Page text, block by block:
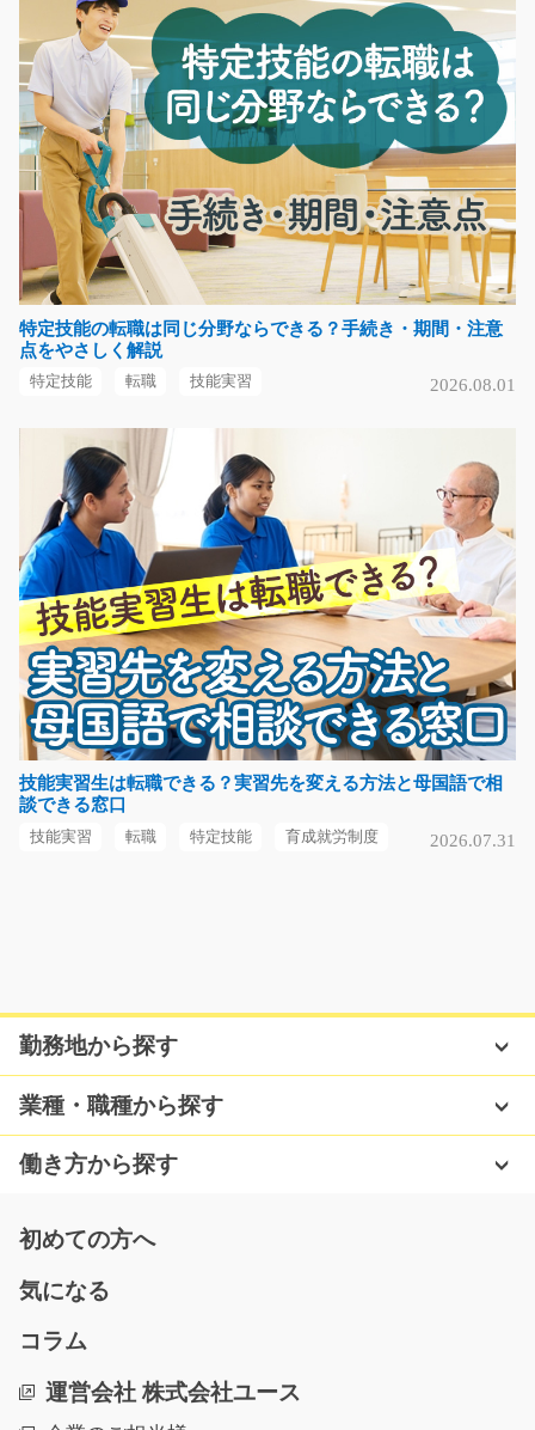
大募集?二輪部品の組立て/t03_00865
＼＼地元優良企業様で働いてみませんか♪／／ 部品を工
具を使ってネジ締…
長期（3ヶ月以上）
時給1250円
熊本県菊池郡大津町
気になる
土日祝休み電子基板ネジ締め作業/y08_01594
電子基板に電導ドライバーを使って部品やネジを組みつ
けたり締めたりのお…
長期（3ヶ月以上）
時給1000円～
福岡県行橋市
気になる
新着！チョコレートを箱に詰める作業！/i02_0084
2
大人気のカンタン軽作業！即日～3ヶ月のお仕事です♪チ
ョコレートを梱包す…
短期（3ヶ月以内）
時給1130円
機械のオペレーター(駅から徒歩圏内)/y03_00979
急募
☆急募☆工場内での紙製品製造の機械オペレーターを募
集します！！☆交替制で…
長期（3ヶ月以上）
時給1100円～1375円
担当者オススメ案件◇増員による大募集◇流れてくるゴ
特定技能の転職は同じ分野ならできる？手続き・期間・注意
点をやさしく解説
特定技能 転職 技能実習 2026.08.01
技能実習生は転職できる？実習先を変える方法と母国語で相
談できる窓口
技能実習 転職 特定技能 育成就労制度 2026.07.31
勤務地から探す
業種・職種から探す
働き方から探す
初めての方へ
気になる
コラム
運営会社 株式会社ユース